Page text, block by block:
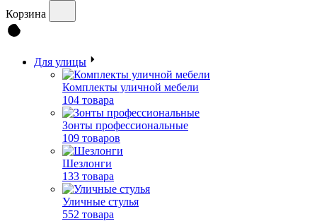
Корзина
Для улицы
Комплекты уличной мебели
104 товара
Зонты профессиональные
109 товаров
Шезлонги
133 товара
Уличные стулья
552 товара